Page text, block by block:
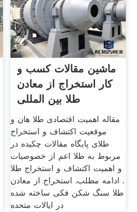
ماشین مقالات کسب و
کار استخراج از معادن
طلا بین المللی
مقاله اهمیت اقتصادی طلا هان و
موقعیت اکتشاف و استخراج
طلای پایگاه مقالات چکیده در
مربوط به طلا اعم از خصوصیات
و اهمیت اکتشاف و استخراج طلا
. ادامه مطلب. استخراج از معادن
طلا سنگ شکن فکی ساخته شده
در ایالات متحده